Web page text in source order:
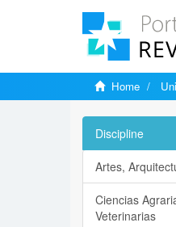
Home
Discipline
Artes,
Ciencias
Veterinarias